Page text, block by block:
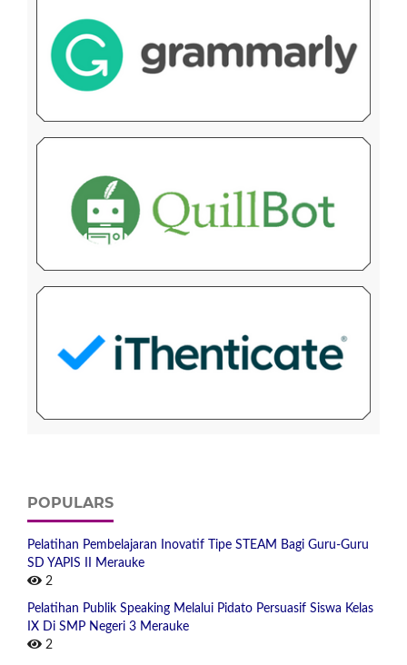
POPULARS
Pelatihan Pembelajaran Inovatif Tipe STEAM Bagi Guru-Guru
SD YAPIS II Merauke
2
Pelatihan Publik Speaking Melalui Pidato Persuasif Siswa Kelas
IX Di SMP Negeri 3 Merauke
2